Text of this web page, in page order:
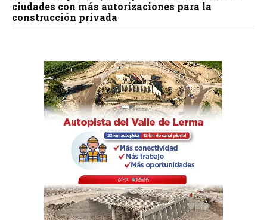
ciudades con más autorizaciones para la
construcción privada